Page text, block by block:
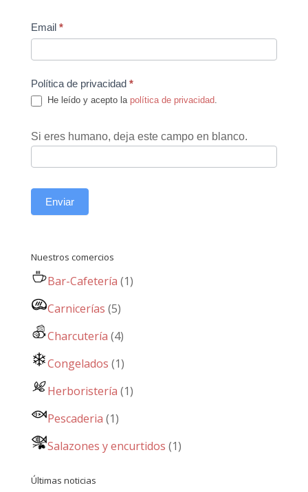
Email *
Política de privacidad *
He leído y acepto la política de privacidad.
Si eres humano, deja este campo en blanco.
Enviar
Nuestros comercios
Bar-Cafetería (1)
Carnicerías (5)
Charcutería (4)
Congelados (1)
Herboristería (1)
Pescaderia (1)
Salazones y encurtidos (1)
Últimas noticias